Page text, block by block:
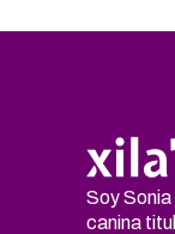
Soy
canina